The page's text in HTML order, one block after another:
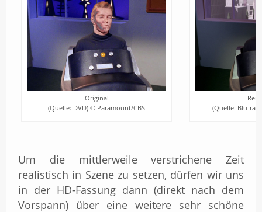
Original
(Quelle: DVD) © Paramount/CBS
(Quelle: Blu-
Um die mittlerweile verstrichene Zeit
realistisch in Szene zu setzen, dürfen wir uns
in der HD-Fassung dann (direkt nach dem
Vorspann) über eine weitere sehr schöne